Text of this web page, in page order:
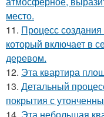
место.
11. Процесс создания
который включает в
деревом.
12. Эта квартира
13. Детальный
покрытия с
14. Эта небольшая